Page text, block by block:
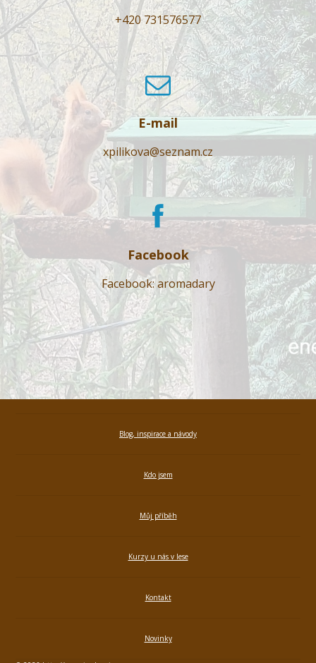
+420 731576577
E-mail
xpilikova@seznam.cz
Facebook
Facebook: aromadary
Blog, inspirace a návody
Kdo jsem
Můj příběh
Kurzy u nás v lese
Kontakt
Novinky